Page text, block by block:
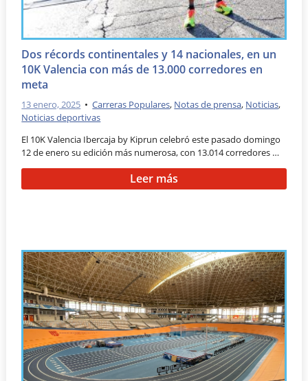
Dos récords continentales y 14 nacionales, en un
10K Valencia con más de 13.000 corredores en
meta
13 enero, 2025 •Carreras Populares, Notas de prensa, Noticias,
Noticias deportivas
El 10K Valencia Ibercaja by Kiprun celebró este pasado domingo
12 de enero su edición más numerosa, con 13.014 corredores …
Leer más